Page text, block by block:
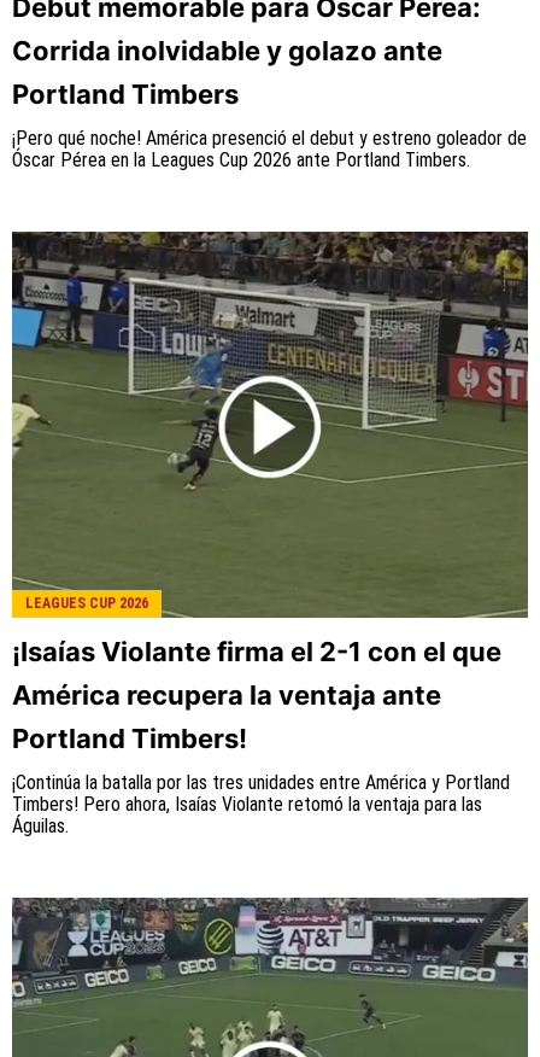
Debut memorable para Óscar Perea:
Corrida inolvidable y golazo ante
Portland Timbers
¡Pero qué noche! América presenció el debut y estreno goleador de
Óscar Pérea en la Leagues Cup 2026 ante Portland Timbers.
LEAGUES CUP 2026
¡Isaías Violante firma el 2-1 con el que
América recupera la ventaja ante
Portland Timbers!
¡Continúa la batalla por las tres unidades entre América y Portland
Timbers! Pero ahora, Isaías Violante retomó la ventaja para las
Águilas.